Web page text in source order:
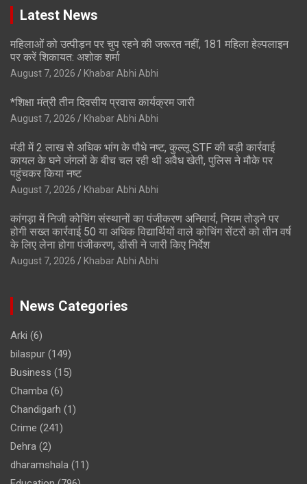
Latest News
महिलाओं को उत्पीड़न पर चुप रहने की जरूरत नहीं, 181 महिला हेल्पलाइन
पर करें शिकायत: अशोक शर्मा
August 7, 2026 Khabar Abhi Abhi
*शिक्षा मंत्री तीन दिवसीय प्रवास कार्यक्रम जारी
August 7, 2026 Khabar Abhi Abhi
मंडी में 2 लाख से अधिक भांग के पौधे नष्ट, कुल्लू STF की बड़ी कार्रवाई
कायल के घने जंगलों के बीच चल रही थी अवैध खेती, पुलिस ने मौके पर
पहुंचकर किया नष्ट
August 7, 2026 Khabar Abhi Abhi
कांगड़ा में निजी कोचिंग संस्थानों का पंजीकरण अनिवार्य, नियम तोड़ने पर
होगी सख्त कार्रवाई 50 या अधिक विद्यार्थियों वाले कोचिंग सेंटरों को तीन वर्ष
के लिए लेना होगा पंजीकरण, डीसी ने जारी किए निर्देश
August 7, 2026 Khabar Abhi Abhi
News Categories
Arki (6)
bilaspur (149)
Business (15)
Chamba (6)
Chandigarh (1)
Crime (241)
Dehra (2)
dharamshala (11)